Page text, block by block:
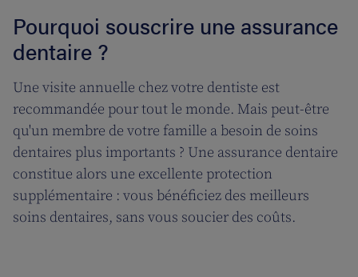
Pourquoi souscrire une assurance
dentaire ?
Une visite annuelle chez votre dentiste est
recommandée pour tout le monde. Mais peut-être
qu'un membre de votre famille a besoin de soins
dentaires plus importants ? Une assurance dentaire
constitue alors une excellente protection
supplémentaire : vous bénéficiez des meilleurs
soins dentaires, sans vous soucier des coûts.